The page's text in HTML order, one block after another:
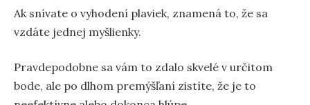
Ak snívate o vyhodení plaviek, znamená to, že sa
vzdáte jednej myšlienky.
Pravdepodobne sa vám to zdalo skvelé v určitom
bode, ale po dlhom premýšľaní zistíte, že je to